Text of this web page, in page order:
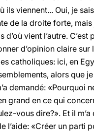
ils viennent... Oui, je
de la droite forte, mais
d’où vient l’autre. C’est
d’opinion claire sur
catholiques: ici, en
alors que
demandé: «Pourquoi
grand en ce qui
vous dire?». Et il
l’aide: «Créer un parti